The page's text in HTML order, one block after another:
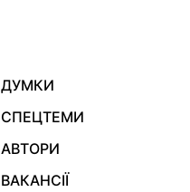
ДУМКИ
СПЕЦТЕМИ
АВТОРИ
ВАКАНСІЇ